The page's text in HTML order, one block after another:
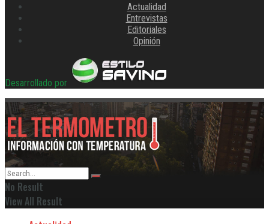
Actualidad
Entrevistas
Editoriales
Opinión
Desarrollado por
No Result
View All Result